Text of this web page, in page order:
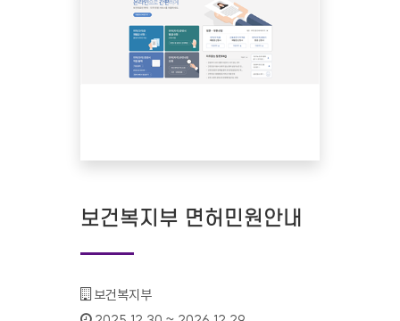
보건복지부 면허민원안내
기관명 :
보건복지부